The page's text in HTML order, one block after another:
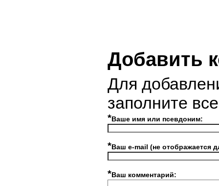
Добавить
Для
заполните
*Ваше имя или псевдоним:
*Ваш e-mail (не отображается
*Ваш комментарий: